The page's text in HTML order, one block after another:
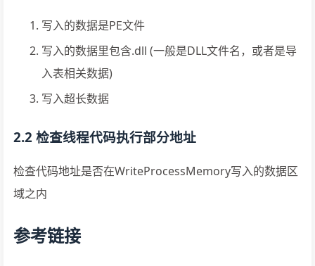
写入的数据是PE文件
写入的数据里包含.dll (一般是DLL文件名，或者是导
入表相关数据)
写入超长数据
2.2 检查线程代码执行部分地址
检查代码地址是否在WriteProcessMemory写入的数据区
域之内
参考链接